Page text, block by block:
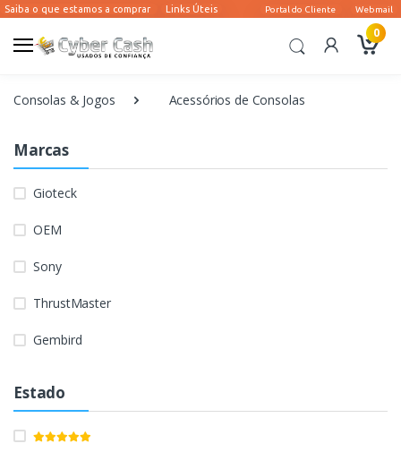
0
Consolas & Jogos Acessórios de Consolas
Marcas
Gioteck
OEM
Sony
ThrustMaster
Gembird
Estado